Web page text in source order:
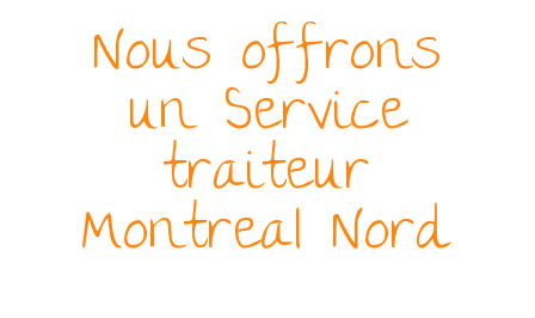
Nous offrons
un Service
traiteur
Montreal Nord